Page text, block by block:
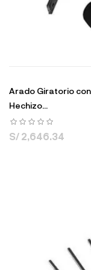
Arado Giratorio
Hechizo...
S/ 2,646.34